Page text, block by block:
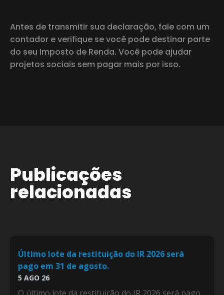
Antes de transmitir sua declaração, fale com um
contador e verifique se você pode destinar parte
do seu Imposto de Renda. Você pode ajudar
projetos sociais sem pagar mais por isso.
Publicações
relacionadas
Último lote da restituição do IR 2026 será
pago em 31 de agosto.
5 AGO 26
O último lote da restituição do IR 2026 será pago